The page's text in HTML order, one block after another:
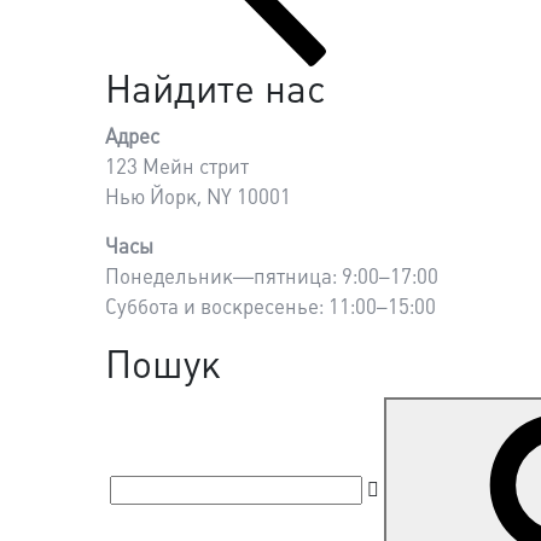
Найдите нас
Адрес
123 Мейн стрит
Нью Йорк, NY 10001
Часы
Понедельник—пятница: 9:00–17:00
Суббота и воскресенье: 11:00–15:00
Пошук
Пошук